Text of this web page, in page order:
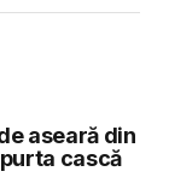
aseară din
cască